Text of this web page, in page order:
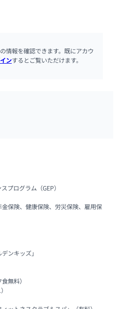
情報を確認できます。既にアカウ
ンするとご覧いただけます。
プログラム（GEP）
保険、健康保険、労災保険、雇用保
ンキッズ」
無料）